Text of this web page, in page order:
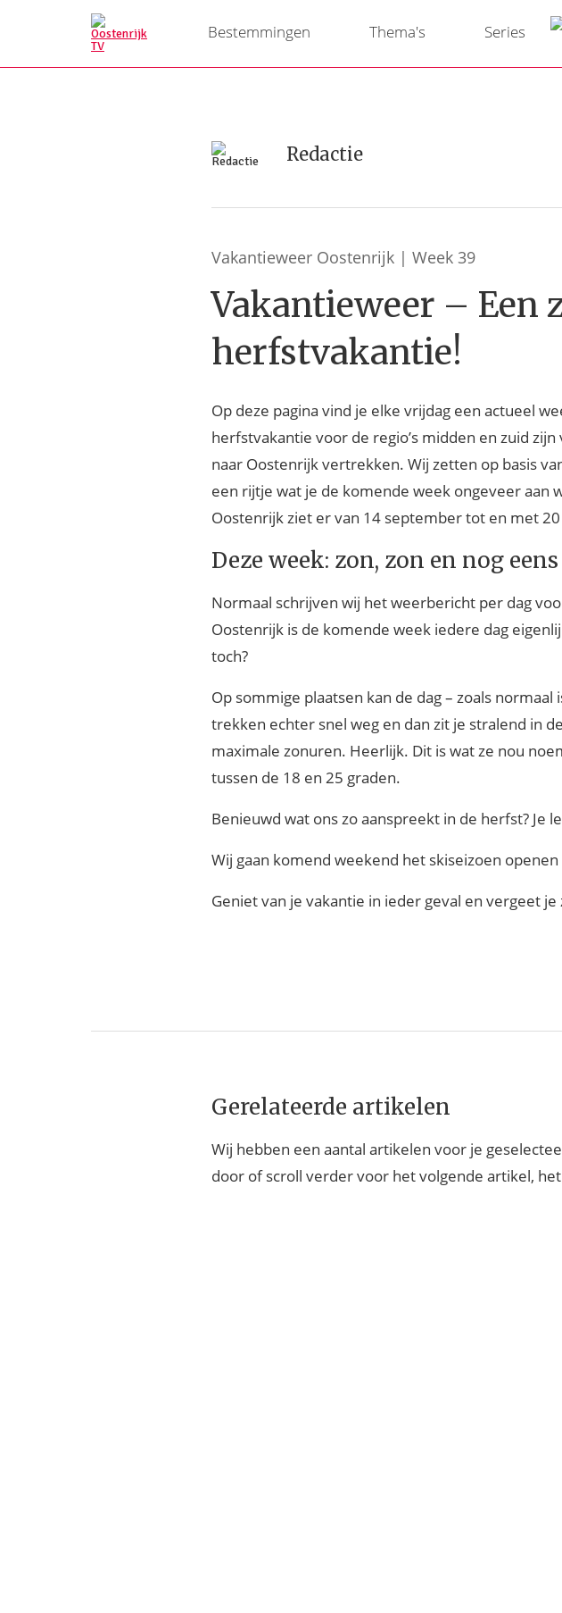
Bestemmingen Thema's Series
Redactie
Vakantieweer Oostenrijk | Week 39
Vakantieweer – Een
herfstvakantie!
Op deze pagina vind je elke vrijdag een actueel
herfstvakantie voor de regio’s midden en zuid
naar Oostenrijk vertrekken. Wij zetten op basis
een rijtje wat je de komende week ongeveer aan
Oostenrijk ziet er van 14 september tot en met
Deze week: zon, zon en nog
Normaal schrijven wij het weerbericht per dag
Oostenrijk is de komende week iedere dag
toch?
Op sommige plaatsen kan de dag – zoals
trekken echter snel weg en dan zit je stralend in
maximale zonuren. Heerlijk. Dit is wat ze nou
tussen de 18 en 25 graden.
Benieuwd wat ons zo aanspreekt in de herfst? Je
Wij gaan komend weekend het skiseizoen
Geniet van je vakantie in ieder geval en vergeet
Gerelateerde artikelen
Wij hebben een aantal artikelen voor je
door of scroll verder voor het volgende artikel,